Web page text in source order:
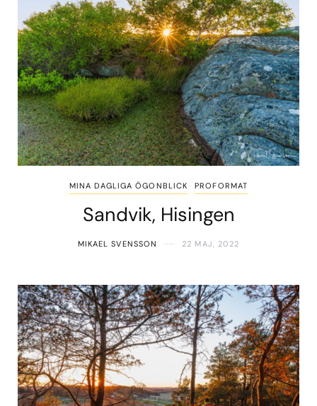
MINA DAGLIGA ÖGONBLICK PROFORMAT
Sandvik, Hisingen
MIKAEL SVENSSON 22 MAJ, 2022